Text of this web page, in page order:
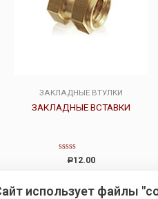
ЗАКЛАДНЫЕ ВТУЛКИ
ЗАКЛАДНЫЕ ВСТАВКИ
Оценка
Р12.00
Подробнее
использует файлы